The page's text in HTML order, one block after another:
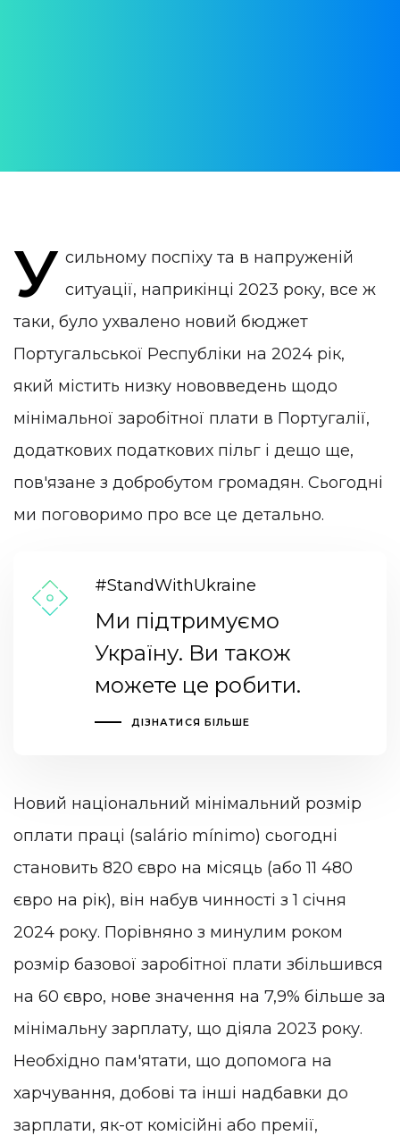
У сильному поспіху та в напруженій
ситуації, наприкінці 2023 року, все ж
таки, було ухвалено новий бюджет
Португальської Республіки на 2024 рік,
який містить низку нововведень щодо
мінімальної заробітної плати в Португалії,
додаткових податкових пільг і дещо ще,
пов'язане з добробутом громадян. Сьогодні
ми поговоримо про все це детально.
#StandWithUkraine
Ми підтримуємо
Україну. Ви також
можете це робити.
ДІЗНАТИСЯ БІЛЬШЕ
Новий національний мінімальний розмір
оплати праці (salário mínimo) сьогодні
становить 820 євро на місяць (або 11 480
євро на рік), він набув чинності з 1 січня
2024 року. Порівняно з минулим роком
розмір базової заробітної плати збільшився
на 60 євро, нове значення на 7,9% більше за
мінімальну зарплату, що діяла 2023 року.
Необхідно пам'ятати, що допомога на
харчування, добові та інші надбавки до
зарплати, як-от комісійні або премії,